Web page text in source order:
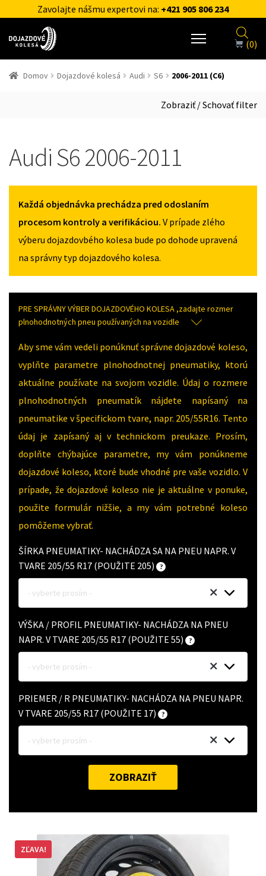
Zavolajte nášmu expertovi na: +421 905 806 234
(0)
Domov Dojazdové kolesá Audi S6 2006-2011 (C6)
Zobraziť / Schovať filter
Audi S6 2006-2011
Každá objednávka prechádza pred odoslaním
procesom kontroly a verifikáciou. V prípade zlého
výberu dojazdovbého kolesa bude po dohode upravená
na správny typ dojazdového kolesa.
PRE SPRÁVNY VÝBER DOJAZDOVÉHO KOLESA ,zadajte rozmer
plnohodnotných pneu používaných na vozidle
Aby sme vám vedeli ponúknuť správne dojazdové koleso,
vyplňte parametre plnohodnotnej pneumatiky, ktorú
aktuálne používate na svojom vozidle. Údaj o rozmere
plnohodnotných pneumatík nájdete napísaný na
pneumatike v špecifickom tvare, napr. 205/55R16. Tento
údaj je zapísaný aj v technickom preukaze. Prosím,
doplňte chýbajúce parametre, my vám ponúkneme
dojazdové koleso, ktoré bude vhodné pre vaše vozidlo. V
prípade, že dojazdové koleso nie je aktuálne v ponuke,
použite formulár nižšie, a my vám potrebné koleso
pomôžeme vybrať.
ŠÍRKA PNEUMATIKY- NACHÁDZA SA NA PNEU NAPR. V
TVARE 205/55 R17 (POUŽITE 205)
- vyberte prosím -
VÝŠKA / PROFIL PNEUMATIKY- NACHÁDZA NA PNEU
NAPR. V TVARE 205/55 R17 (POUŽITE 55)
- vyberte prosím -
PRIEMER / R PNEUMATIKY- NACHÁDZA NA PNEU NAPR.
V TVARE 205/55 R17 (POUŽITE 17)
- vyberte prosím -
ZOBRAZIŤ
ZĽAVA!